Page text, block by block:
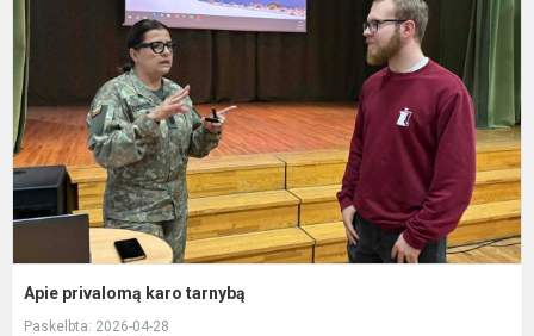
Apie privalomą karo tarnybą
Paskelbta: 2026-04-28